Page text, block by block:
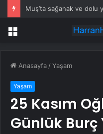
Muş’ta sağanak ve dolu
Menü
Anasayfa /Yaşam
Yaşam
25 Kasım
Günlük Burç